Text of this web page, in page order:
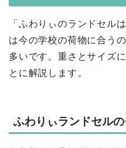
「ふわりぃのランドセル
は今の学校の荷物に合う
多いです。重さとサイズ
とに解説します。
ふわりぃランドセル